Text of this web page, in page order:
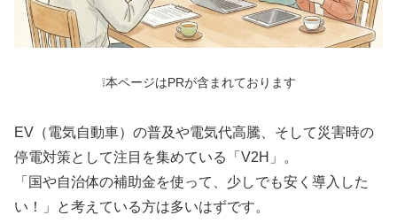
❕本ページはPRが含まれております
EV（電気自動車）の普及や電気代高騰、そして災害時の
停電対策として注目を集めている「V2H」。
「国や自治体の補助金を使って、少しでも安く導入した
い！」と考えている方は多いはずです。